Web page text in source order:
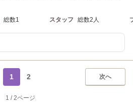
総数1 スタッフ 総数2人
次へ
1 2
1 / 2ページ